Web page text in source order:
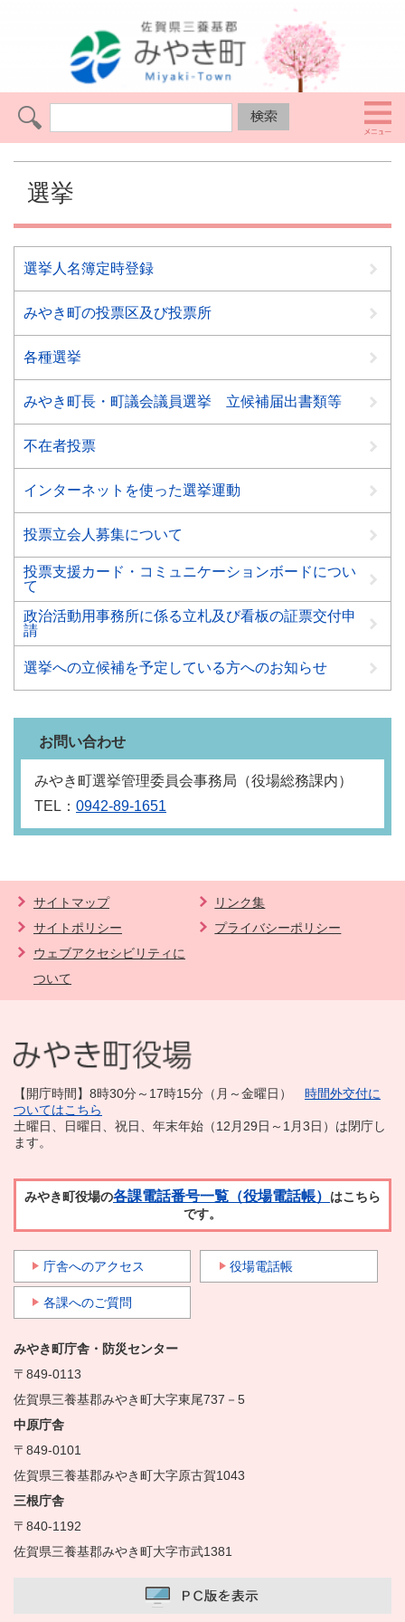
選挙
選挙人名簿定時登録
みやき町の投票区及び投票所
各種選挙
みやき町長・町議会議員選挙 立候補届出書類等
不在者投票
インターネットを使った選挙運動
投票立会人募集について
投票支援カード・コミュニケーションボードについ
て
政治活動用事務所に係る立札及び看板の証票交付申
請
選挙への立候補を予定している方へのお知らせ
お問い合わせ
みやき町選挙管理委員会事務局（役場総務課内）
TEL： 0942-89-1651
サイトマップ
リンク集
サイトポリシー
プライバシーポリシー
ウェブアクセシビリティに
ついて
【開庁時間】8時30分～17時15分（月～金曜日） 時間外交付に
ついてはこちら
土曜日、日曜日、祝日、年末年始（12月29日～1月3日）は閉庁し
ます。
みやき町役場の各課電話番号一覧（役場電話帳） はこちら
です。
庁舎へのアクセス 役場電話帳
各課へのご質問
みやき町庁舎・防災センター
〒849-0113
佐賀県三養基郡みやき町大字東尾737－5
中原庁舎
〒849-0101
佐賀県三養基郡みやき町大字原古賀1043
三根庁舎
〒840-1192
佐賀県三養基郡みやき町大字市武1381